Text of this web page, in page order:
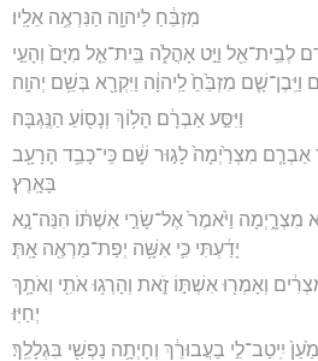
מִזְבֵּ֔חַ לַיהוָ֖ה הַנִּרְאֶ֥ה אֵלָֽיו׃
וַיֵּ֣ט אָהֳלֹ֑ה בֵּֽית־אֵ֤ל מִיָּם֙ וְהָעַ֣י
וַיִּֽבֶן־שָׁ֤ם מִזְבֵּ֙חַ֙ לַֽיהוָ֔ה וַיִּקְרָ֖א בְּשֵׁ֥ם יְהוָֽה׃
וַיִּסַּ֣ע אַבְרָ֔ם הָל֥וֹךְ וְנָס֖וֹעַ הַנֶּֽגְבָּה׃
אַבְרָ֤ם מִצְרַ֙יְמָה֙ לָג֣וּר שָׁ֔ם כִּֽי־כָבֵ֥ד הָרָעָ֖ב
בָּאָֽרֶץ׃
מִצְרָ֑יְמָה וַיֹּ֙אמֶר֙ אֶל־שָׂרַ֣י אִשְׁתּ֔וֹ הִנֵּה־נָ֣א
יָדַ֔עְתִּי כִּ֛י אִשָּׁ֥ה יְפַת־מַרְאֶ֖ה אָֽתְּ׃
וְאָמְר֖וּ אִשְׁתּ֣וֹ זֹ֑את וְהָרְג֥וּ אֹתִ֖י וְאֹתָ֥ךְ
יְחַיּֽוּ׃
יִֽיטַב־לִ֣י בַעֲבוּרֵ֔ךְ וְחָיְתָ֥ה נַפְשִׁ֖י בִּגְלָלֵֽךְ׃